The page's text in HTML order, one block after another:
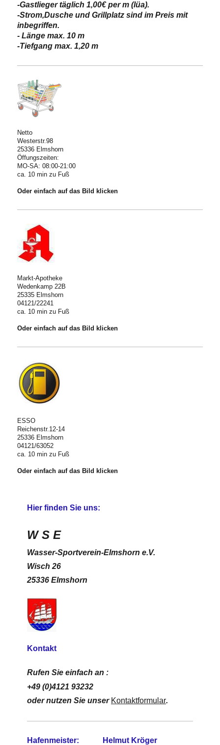
-Gastlieger täglich 1,00€ per m (lüa).
-Strom,Dusche und Grillplatz sind im Preis mit
inbegriffen.
- Länge max. 10 m
-Tiefgang max. 1,20 m
Netto
Westerstr.98
25336 Elmshorn
Öffungszeiten:
MO-SA: 08:00-21:00
ca. 10 min zu Fuß
Oder einfach auf das Bild klicken
Markt-Apotheke
Wedenkamp 22B
25335 Elmshorn
04121/22241
ca. 10 min zu Fuß
Oder einfach auf das Bild klicken
ESSO
Reichenstr.12-14
25336 Elmshorn
04121/63052
ca. 10 min zu Fuß
Oder einfach auf das Bild klicken
Hier finden Sie uns:
W S E
Wasser-Sportverein-Elmshorn e.V.
Wisch 26
25336 Elmshorn
Kontakt
Rufen Sie einfach an :
+49 (0)4121 93232
oder nutzen Sie unser Kontaktformular.
Hafenmeister: Helmut Kröger